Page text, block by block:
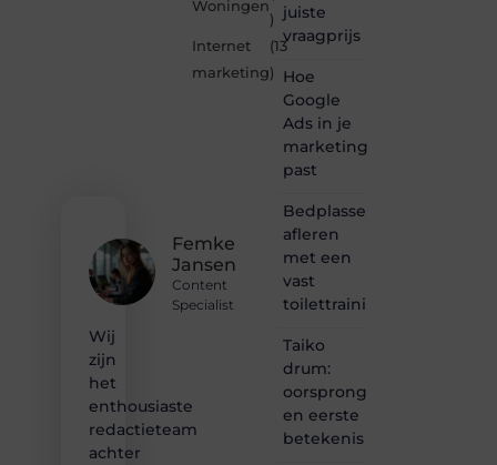
Femke
Jansen
Content
Specialist
Wij
zijn
het
enthousiaste
redactieteam
achter
Woningen
)
Internet
marketing
(13
)
juiste
vraagprijs
Hoe
Google
Ads in je
marketingmix
past
Bedplassen
afleren
met een
vast
toilettrainingschema
Taiko
drum:
oorsprong
en eerste
betekenis